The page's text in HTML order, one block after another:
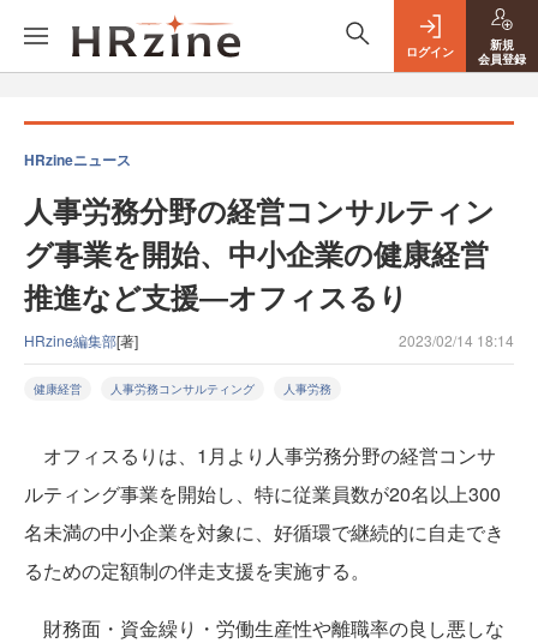
ログイン
新規
会員登録
HRzineニュース
人事労務分野の経営コンサルティン
グ事業を開始、中小企業の健康経営
推進など支援―オフィスるり
HRzine編集部[著] 2023/02/14 18:14
健康経営 人事労務コンサルティング 人事労務
オフィスるりは、1月より人事労務分野の経営コンサ
ルティング事業を開始し、特に従業員数が20名以上300
名未満の中小企業を対象に、好循環で継続的に自走でき
るための定額制の伴走支援を実施する。
財務面・資金繰り・労働生産性や離職率の良し悪しな